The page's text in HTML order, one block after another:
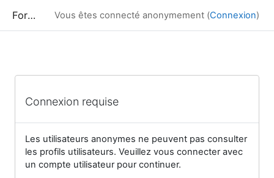
Formation Vous êtes connecté anonymement (Connexion)
Connexion requise
Les utilisateurs anonymes ne peuvent pas consulter
les profils utilisateurs. Veuillez vous connecter avec
un compte utilisateur pour continuer.